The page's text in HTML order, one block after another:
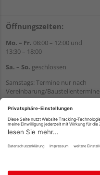
Öffnungszeiten:
Mo. – Fr. 08:00 – 12:00 und
13:30 – 18:00
Sa. – So. geschlossen
Samstags: Termine nur nach
Vereinbarung/Baustellentermine
Wir helfen Ihnen gerne
weiter
Tel.:+49 6062 956180
E-Mail:shop@holzland-seibert.de
Impressum AGB